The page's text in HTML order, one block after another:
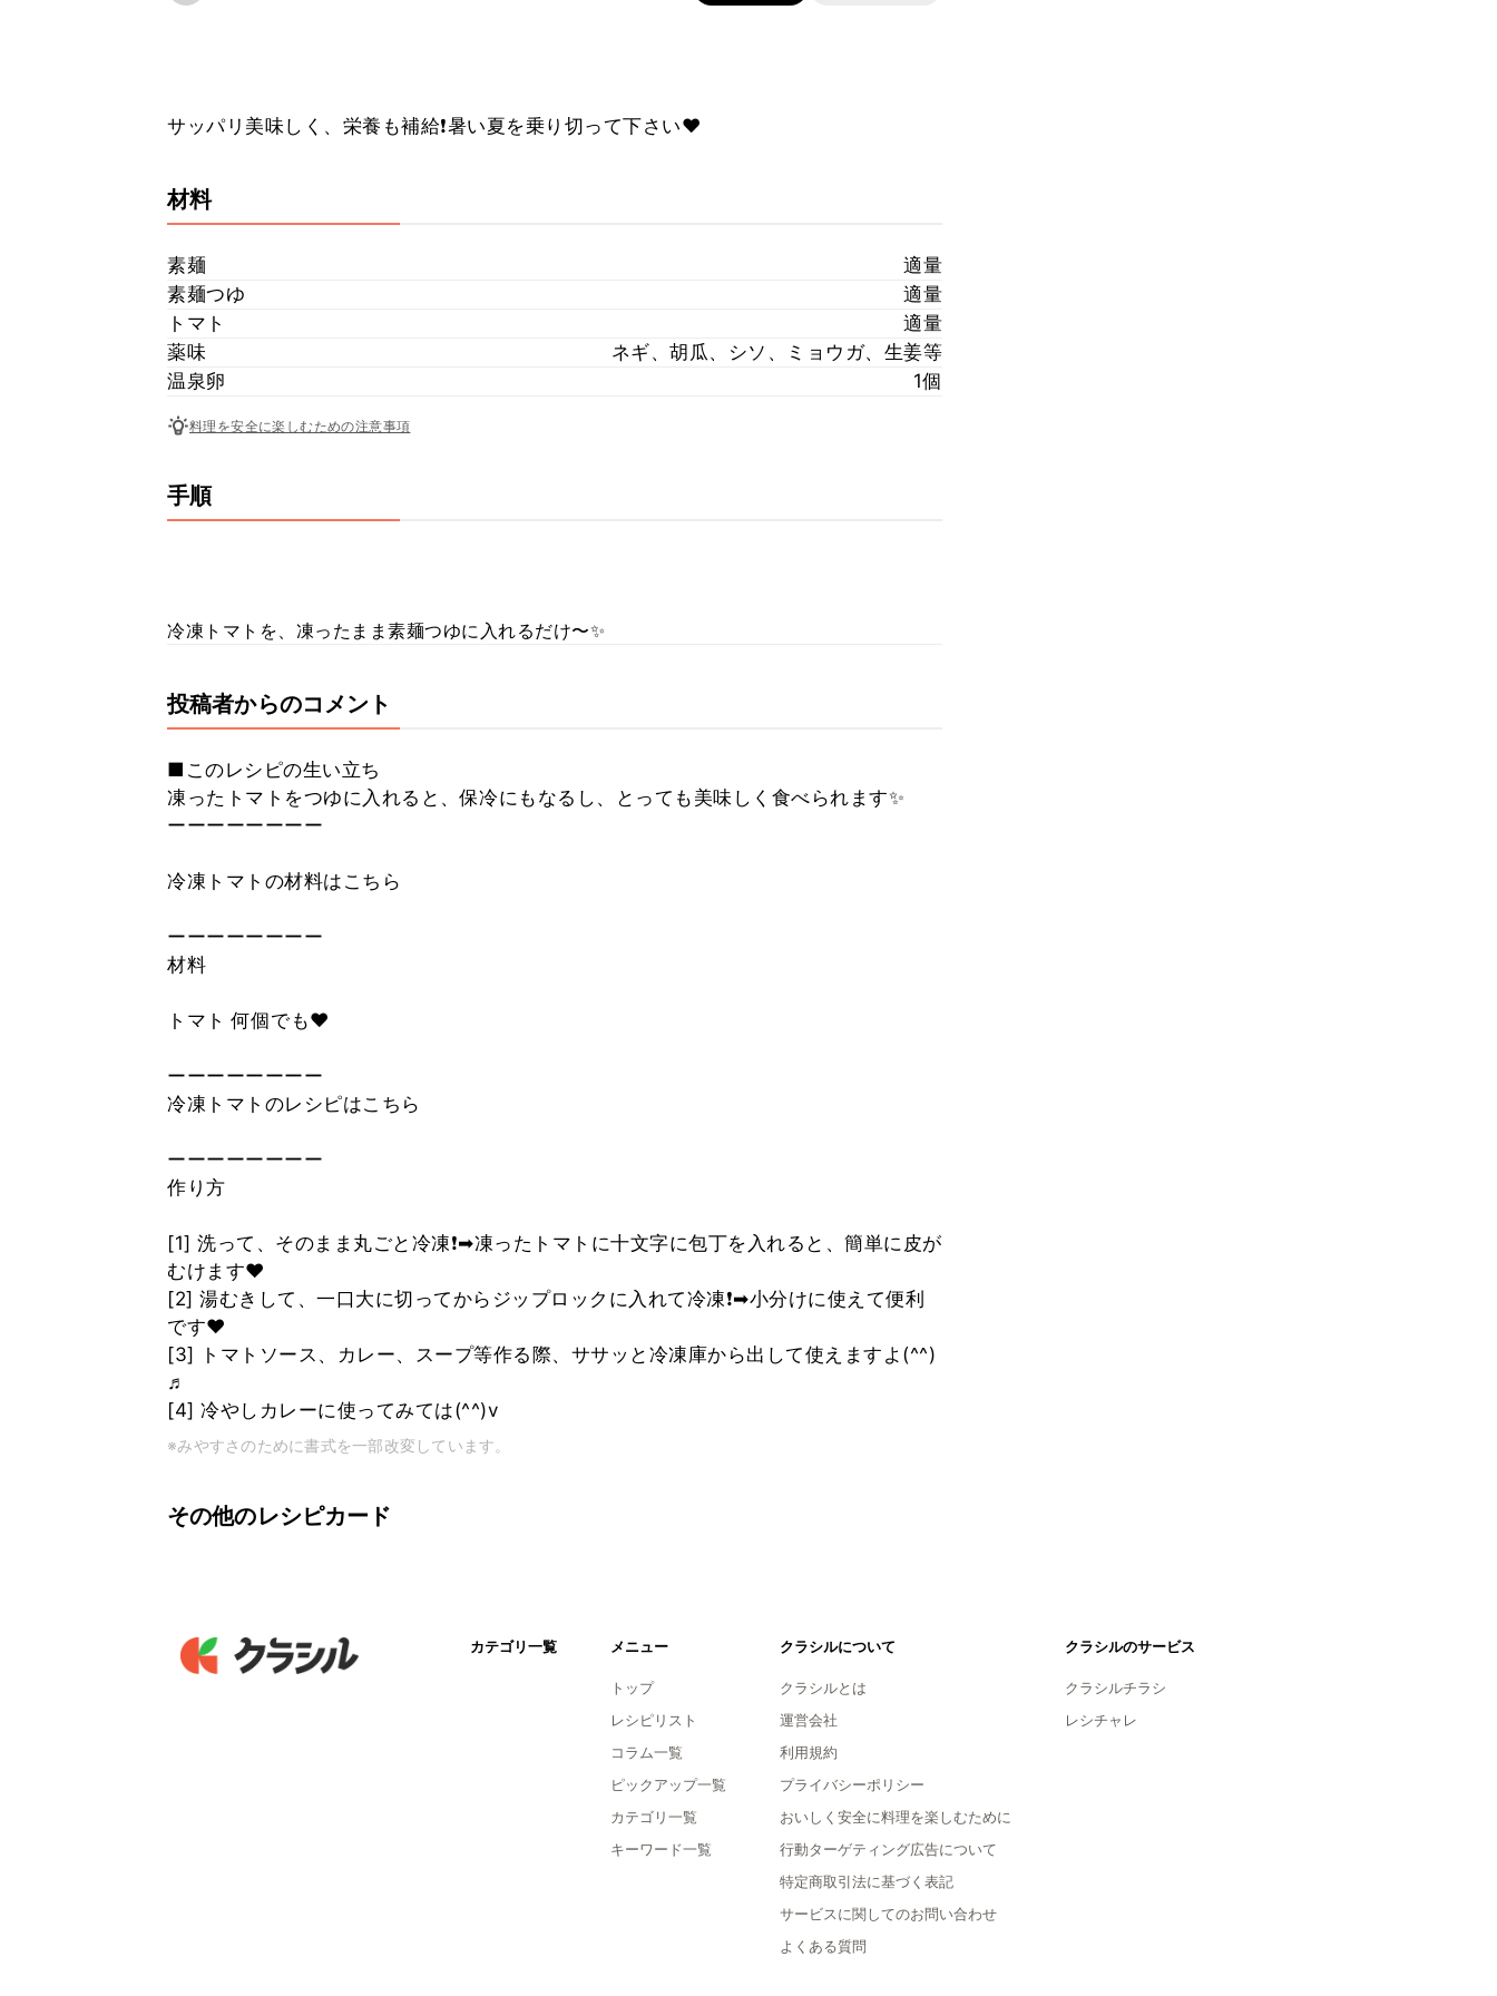
サッパリ美味しく、栄養も補給❗暑い夏を乗り切って下さい♥
材料
素麺
適量
素麺つゆ
適量
トマト
適量
薬味
ネギ、胡瓜、シソ、ミョウガ、生姜等
温泉卵
1個
料理を安全に楽しむための注意事項
手順
冷凍トマトを、凍ったまま素麺つゆに入れるだけ〜✨
投稿者からのコメント
■このレシピの生い立ち
凍ったトマトをつゆに入れると、保冷にもなるし、とっても美味しく食べられます✨
ーーーーーーーー
冷凍トマトの材料はこちら
ーーーーーーーー
材料
トマト 何個でも♥
ーーーーーーーー
冷凍トマトのレシピはこちら
ーーーーーーーー
作り方
[1] 洗って、そのまま丸ごと冷凍❗➡凍ったトマトに十文字に包丁を入れると、簡単に皮が
むけます♥
[2] 湯むきして、一口大に切ってからジップロックに入れて冷凍❗➡小分けに使えて便利
です♥
[3] トマトソース、カレー、スープ等作る際、ササッと冷凍庫から出して使えますよ(^^)
♬
[4] 冷やしカレーに使ってみては(^^)v
※みやすさのために書式を一部改変しています。
その他のレシピカード
カテゴリ一覧 メニュー
トップ
レシピリスト
コラム一覧
ピックアップ一覧
カテゴリ一覧
キーワード一覧
クラシルについて
クラシルとは
運営会社
利用規約
プライバシーポリシー
おいしく安全に料理を楽しむために
行動ターゲティング広告について
特定商取引法に基づく表記
サービスに関してのお問い合わせ
よくある質問
クラシルのサービス
クラシルチラシ
レシチャレ